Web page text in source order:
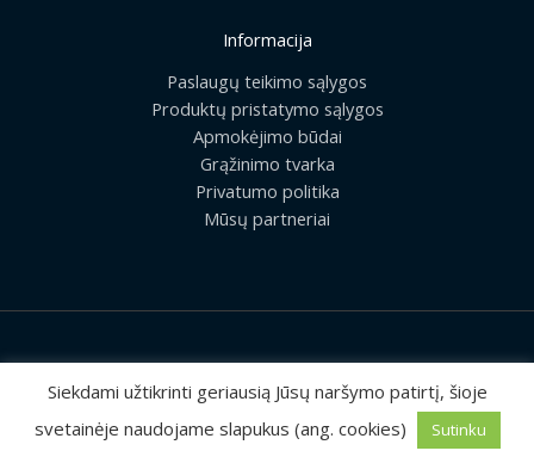
Informacija
Paslaugų teikimo sąlygos
Produktų pristatymo sąlygos
Apmokėjimo būdai
Grąžinimo tvarka
Privatumo politika
Mūsų partneriai
2026 © Visos teisės saugomos | UAB „Rilis“
Sprendimas:MEDIAERN
Siekdami užtikrinti geriausią Jūsų naršymo patirtį, šioje
svetainėje naudojame slapukus (ang. cookies)
Sutinku